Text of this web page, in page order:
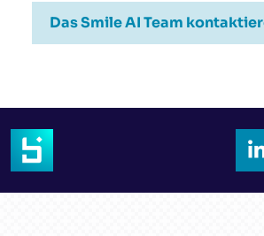
Das Smile AI Team